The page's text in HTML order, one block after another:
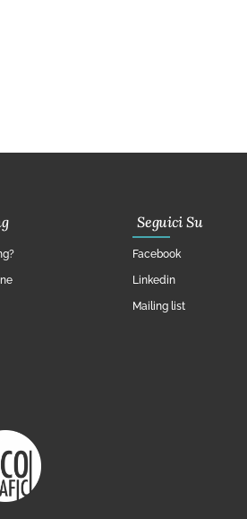
Seguici Su
Facebook
Linkedin
Mailing list